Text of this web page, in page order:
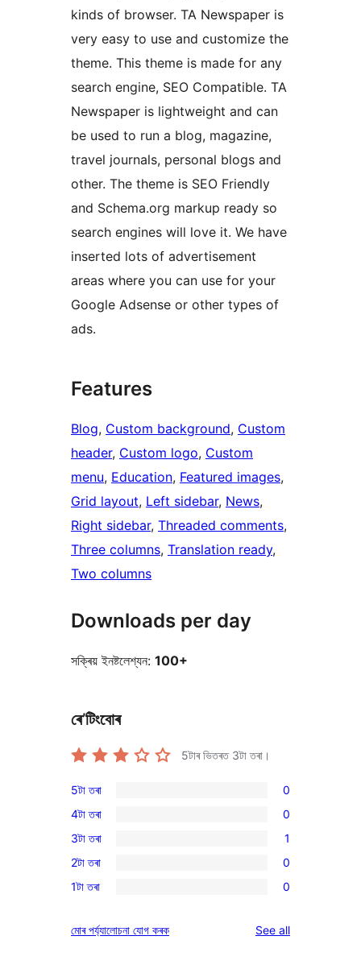
kinds of browser. TA Newspaper is
very easy to use and customize the
theme. This theme is made for any
search engine, SEO Compatible. TA
Newspaper is lightweight and can
be used to run a blog, magazine,
travel journals, personal blogs and
other. The theme is SEO Friendly
and Schema.org markup ready so
search engines will love it. We have
inserted lots of advertisement
areas where you can use for your
Google Adsense or other types of
ads.
Features
Blog, Custom background, Custom
header, Custom logo, Custom
menu, Education, Featured images
Grid layout, Left sidebar, News
Right sidebar, Threaded comments
Three columns, Translation ready
Two columns
Downloads per day
সক্ৰিয় ইনষ্টলেশ্যন: 100+
ৰে’টিংবোৰ
5টাৰ ভিতৰত 3টা তৰা।
0
5-
star
reviews
5টা তৰা 0
0
4-
star
reviews
4টা তৰা 0
1
3-
star
3টা তৰা 1
0
2-
reviews
2টা তৰা 0
0
star
1টা তৰা 0
মোৰ পৰ্য্যালোচনা যোগ কৰক See allreviews